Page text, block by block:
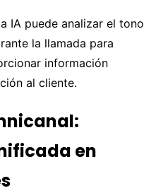
IA puede analizar el tono
la llamada para
información
al cliente.
en